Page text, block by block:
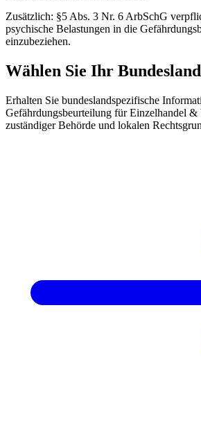
Zusätzlich: §5 Abs. 3 Nr. 6 ArbSchG
psychische Belastungen in die
einzubeziehen.
Wählen Sie Ihr Bundesland
Erhalten Sie bundeslandspezifische
Gefährdungsbeurteilung für Einzelhandel
zuständiger Behörde und lokalen